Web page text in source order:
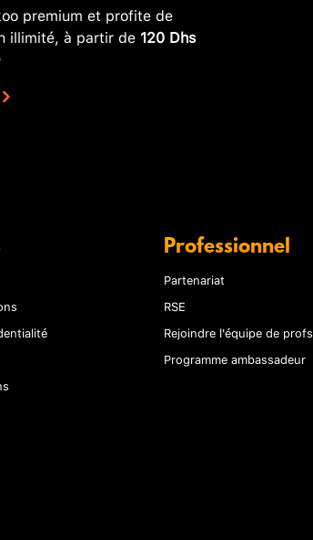
premium et profite de
illimité, à partir de 120 Dhs
Professionnel
Partenariat
RSE
Rejoindre l'équipe de profs
Programme ambassadeur